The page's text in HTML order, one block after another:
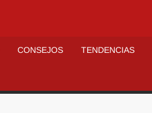
CONSEJOS TENDENCIAS